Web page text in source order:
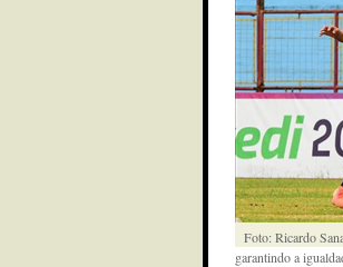
Foto: Ricardo
garantindo a